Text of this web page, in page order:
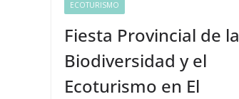
ECOTURISMO
Fiesta Provincial de la
Biodiversidad y el
Ecoturismo en El